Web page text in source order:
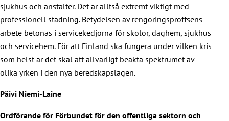
sjukhus och anstalter. Det är alltså extremt viktigt med
professionell städning. Betydelsen av rengöringsproffsens
arbete betonas i servicekedjorna för skolor, daghem, sjukhus
och servicehem. För att Finland ska fungera under vilken kris
som helst är det skäl att allvarligt beakta spektrumet av
olika yrken i den nya beredskapslagen.
Päivi Niemi-Laine
Ordförande för Förbundet för den offentliga sektorn och